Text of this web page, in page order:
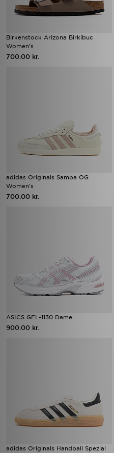
Birkenstock Arizona Birkibuc
Women's
700.00 kr.
adidas Originals Samba OG
Women's
700.00 kr.
ASICS GEL-1130 Dame
900.00 kr.
adidas Originals Handball Spezial